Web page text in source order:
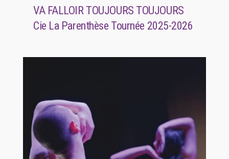
VA FALLOIR TOUJOURS TOUJOURS
Cie La Parenthèse Tournée 2025-2026